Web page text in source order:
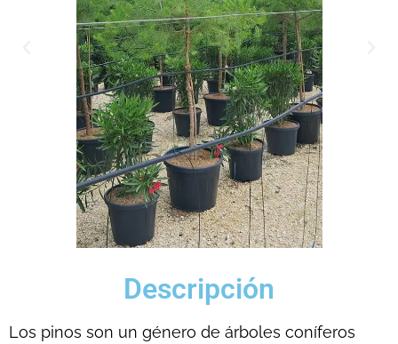
Descripción
Los pinos son un género de árboles coníferos